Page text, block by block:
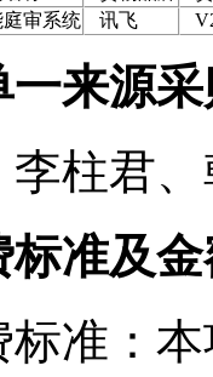
审系统 讯飞
来源
柱君
准及
准：